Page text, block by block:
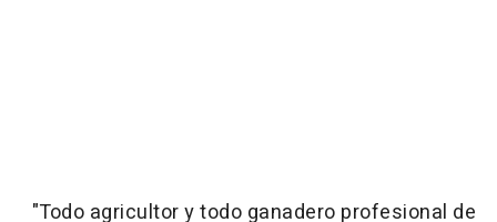
"Todo agricultor y todo ganadero profesional de